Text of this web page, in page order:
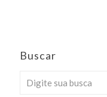
Buscar